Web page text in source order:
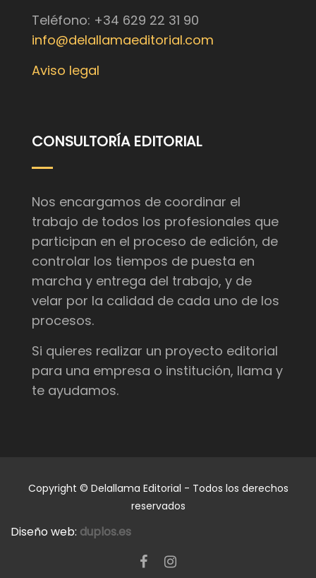
Teléfono: +34 629 22 31 90
info@delallamaeditorial.com
Aviso legal
CONSULTORÍA EDITORIAL
Nos encargamos de coordinar el
trabajo de todos los profesionales que
participan en el proceso de edición, de
controlar los tiempos de puesta en
marcha y entrega del trabajo, y de
velar por la calidad de cada uno de los
procesos.
Si quieres realizar un proyecto editorial
para una empresa o institución, llama y
te ayudamos.
Copyright © Delallama Editorial - Todos los derechos
reservados
Diseño web: duplos.es